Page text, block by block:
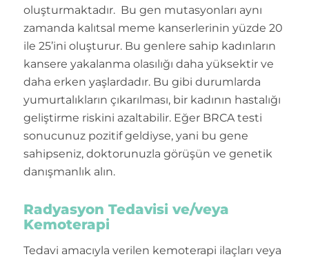
oluşturmaktadır. Bu gen mutasyonları aynı
zamanda kalıtsal meme kanserlerinin yüzde 20
ile 25’ini oluşturur. Bu genlere sahip kadınların
kansere yakalanma olasılığı daha yüksektir ve
daha erken yaşlardadır. Bu gibi durumlarda
yumurtalıkların çıkarılması, bir kadının hastalığı
geliştirme riskini azaltabilir. Eğer BRCA testi
sonucunuz pozitif geldiyse, yani bu gene
sahipseniz, doktorunuzla görüşün ve genetik
danışmanlık alın.
Radyasyon Tedavisi ve/veya
Kemoterapi
Tedavi amacıyla verilen kemoterapi ilaçları veya